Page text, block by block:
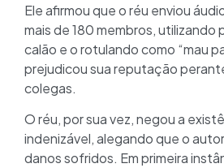
Ele afirmou que o réu enviou
mais de 180 membros, utilizando
calão e o rotulando como “mau
prejudicou sua reputação
colegas.
O réu, por sua vez, negou a
indenizável, alegando que o
danos sofridos. Em primeira